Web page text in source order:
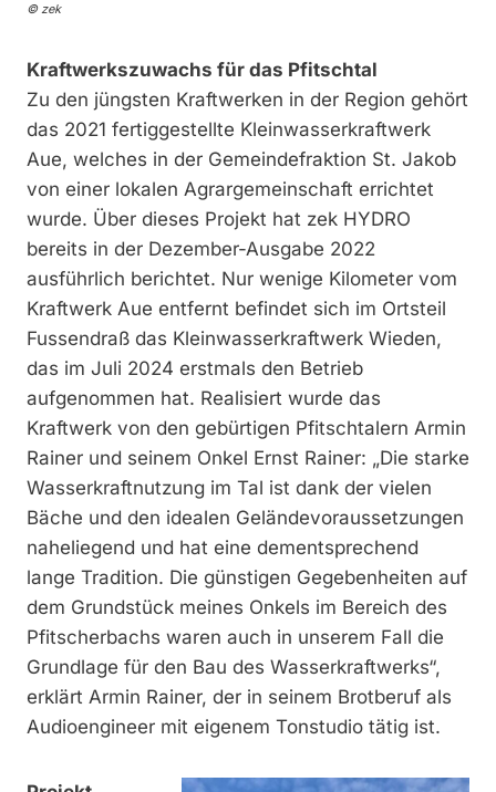
© zek
Kraftwerkszuwachs für das Pfitschtal
Zu den jüngsten Kraftwerken in der Region gehört
das 2021 fertiggestellte Kleinwasserkraftwerk
Aue, welches in der Gemeindefraktion St. Jakob
von einer lokalen Agrargemeinschaft errichtet
wurde. Über dieses Projekt hat zek HYDRO
bereits in der Dezember-Ausgabe 2022
ausführlich berichtet. Nur wenige Kilometer vom
Kraftwerk Aue entfernt befindet sich im Ortsteil
Fussendraß das Kleinwasserkraftwerk Wieden,
das im Juli 2024 erstmals den Betrieb
aufgenommen hat. Realisiert wurde das
Kraftwerk von den gebürtigen Pfitschtalern Armin
Rainer und seinem Onkel Ernst Rainer: „Die starke
Wasserkraftnutzung im Tal ist dank der vielen
Bäche und den idealen Geländevoraussetzungen
naheliegend und hat eine dementsprechend
lange Tradition. Die günstigen Gegebenheiten auf
dem Grundstück meines Onkels im Bereich des
Pfitscherbachs waren auch in unserem Fall die
Grundlage für den Bau des Wasserkraftwerks“,
erklärt Armin Rainer, der in seinem Brotberuf als
Audioengineer mit eigenem Tonstudio tätig ist.